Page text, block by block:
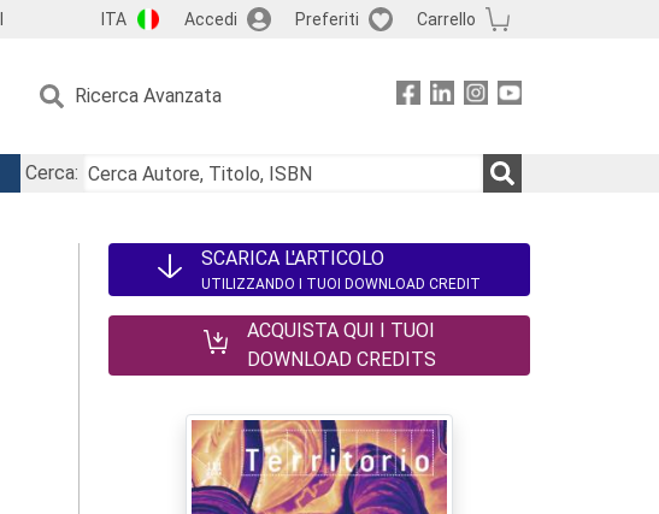
ITA Accedi Preferiti Carrello
Ricerca Avanzata
Cerca:
SCARICA L'ARTICOLO
UTILIZZANDO I TUOI DOWNLOAD CREDIT
ACQUISTA QUI I TUOI
DOWNLOAD CREDITS